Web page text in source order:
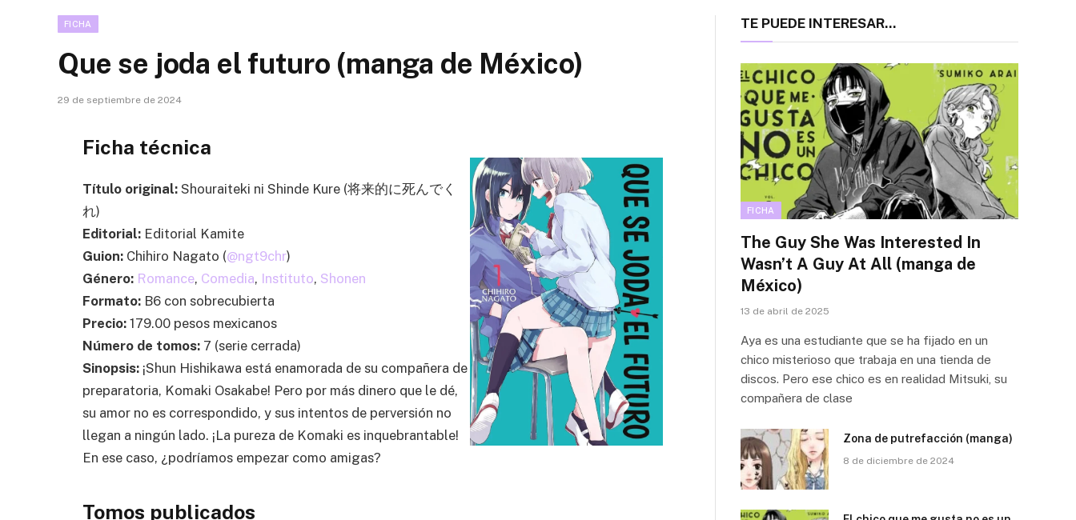
FICHA
Que se joda el futuro (manga de México)
29 de septiembre de 2024
Ficha técnica
Título original: Shouraiteki ni Shinde Kure (将来的に死んでく
れ)
Editorial: Editorial Kamite
Guion: Chihiro Nagato (@ngt9chr)
Género: Romance, Comedia, Instituto, Shonen
Formato: B6 con sobrecubierta
Precio: 179.00 pesos mexicanos
Número de tomos: 7 (serie cerrada)
Sinopsis: ¡Shun Hishikawa está enamorada de su compañera de
preparatoria, Komaki Osakabe! Pero por más dinero que le dé,
su amor no es correspondido, y sus intentos de perversión no
llegan a ningún lado. ¡La pureza de Komaki es inquebrantable!
En ese caso, ¿podríamos empezar como amigas?
Tomos publicados
TE PUEDE INTERESAR...
FICHA
The Guy She Was Interested In
Wasn’t A Guy At All (manga de
México)
13 de abril de 2025
Aya es una estudiante que se ha fijado en un
chico misterioso que trabaja en una tienda de
discos. Pero ese chico es en realidad Mitsuki, su
compañera de clase
Zona de putrefacción (manga)
8 de diciembre de 2024